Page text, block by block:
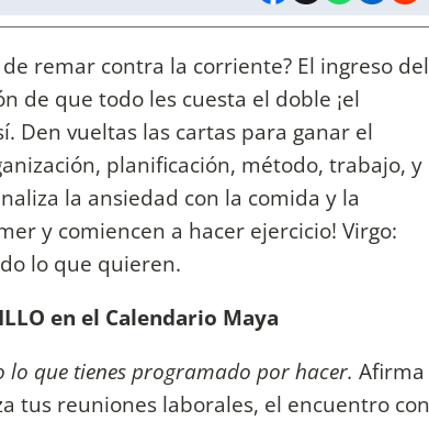
remar contra la corriente? El ingreso del
de que todo les cuesta el doble ¡el
Den vueltas las cartas para ganar el
planificación, método, trabajo, y
la ansiedad con la comida y la
y comiencen a hacer ejercicio! Virgo:
lo que quieren.
en el Calendario Maya
lo que tienes programado por hacer. Afirma
tus reuniones laborales, el encuentro con